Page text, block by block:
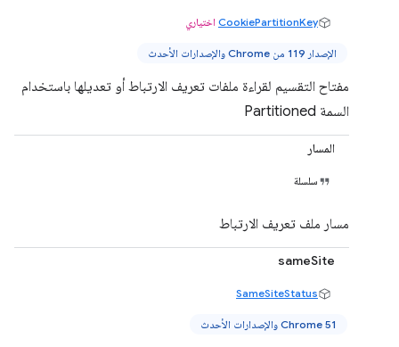
CookiePartitionKey اختياري
الإصدار 119 من Chrome والإصدارات الأحدث
مفتاح التقسيم لقراءة ملفات تعريف الارتباط أو تعديلها باستخدام
السمة Partitioned
المسار
سلسلة
مسار ملف تعريف الارتباط
sameSite
SameSiteStatus
Chrome 51 والإصدارات الأحدث